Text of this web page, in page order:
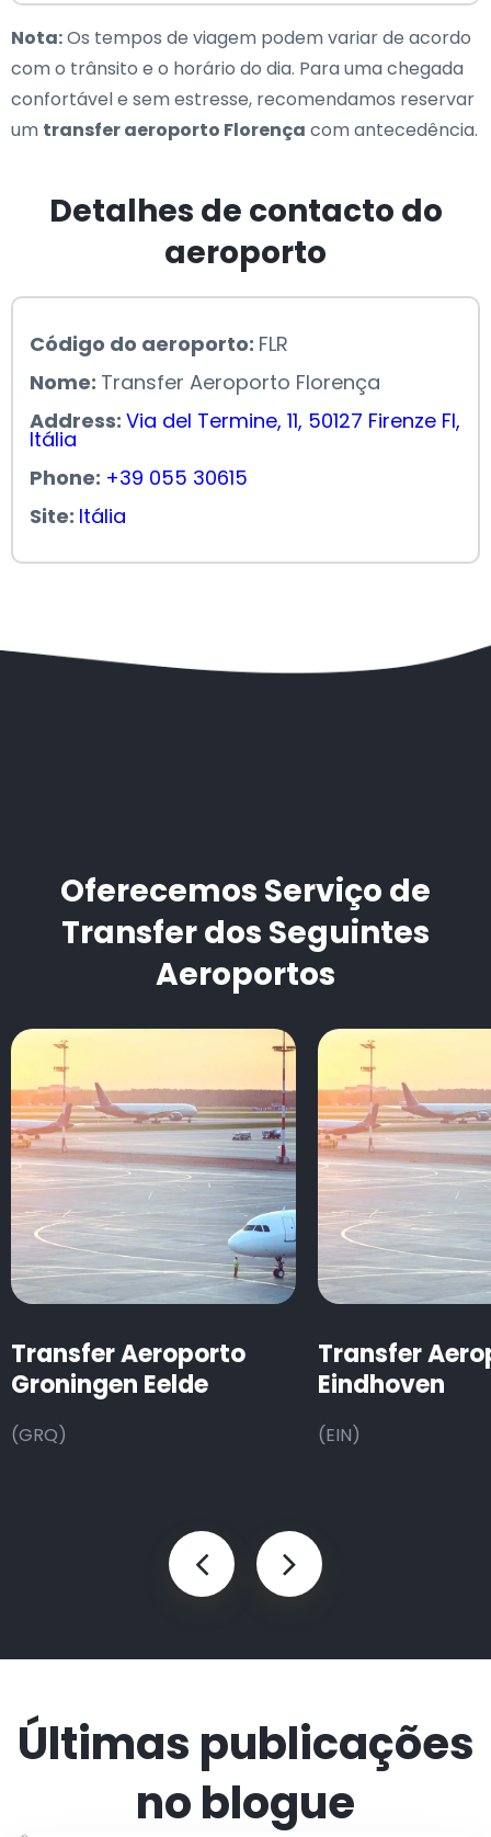
Nota:Os tempos de viagem podem variar de acordo
com o trânsito e o horário do dia. Para uma chegada
confortável e sem estresse, recomendamos reservar
um transfer aeroporto Florença com antecedência.
Detalhes de contacto do
aeroporto
Código do aeroporto: FLR
Nome: Transfer Aeroporto Florença
Address: Via del Termine, 11, 50127 Firenze FI,
Itália
Phone: +39 055 30615
Site: Itália
Oferecemos Serviço de
Transfer dos Seguintes
Aeroportos
Transfer Aeroporto
Groningen Eelde
(GRQ)
Transfer
Eindhoven
(EIN)
Últimas publicações
no blogue